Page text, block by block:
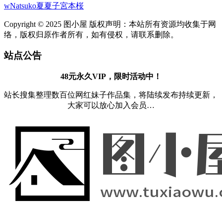
wNatsuko夏夏子宮本桜
Copyright © 2025 图小屋 版权声明：本站所有资源均收集于网
络，版权归原作者所有，如有侵权，请联系删除。
站点公告
48元永久VIP，限时活动中！
站长搜集整理数百位网红妹子作品集，将陆续发布持续更新，
大家可以放心加入会员…